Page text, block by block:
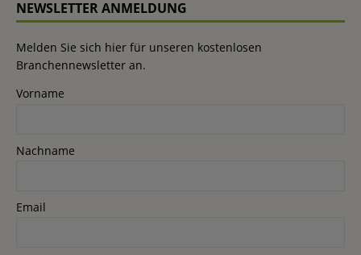
NEWSLETTER ANMELDUNG
Melden Sie sich hier für unseren kostenlosen
Branchennewsletter an.
Vorname
Nachname
Email